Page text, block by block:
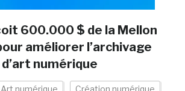
600.000 $ de la Mellon
améliorer l’archivage
numérique